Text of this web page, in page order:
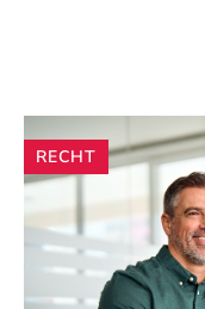
Andere
artikelen
RECHT